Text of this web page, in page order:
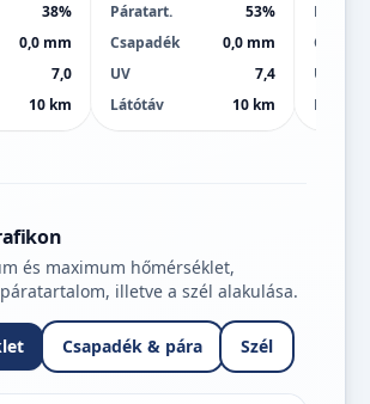
38%
0,0 mm
7,0
10 km
Páratart.
53%
Csapadék
0,0 mm
UV
7,4
Látótáv
10 km
UV
Látótáv
és maximum hőmérséklet,
illetve a szél alakulása.
Csapadék & pára Szél